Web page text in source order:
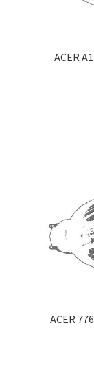
ACER
ACER